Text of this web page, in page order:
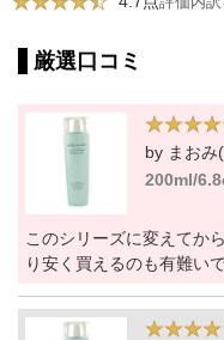
厳選口コミ
by まおみ
200ml/
このシリーズに変えてか
り安く買えるのも有難いで